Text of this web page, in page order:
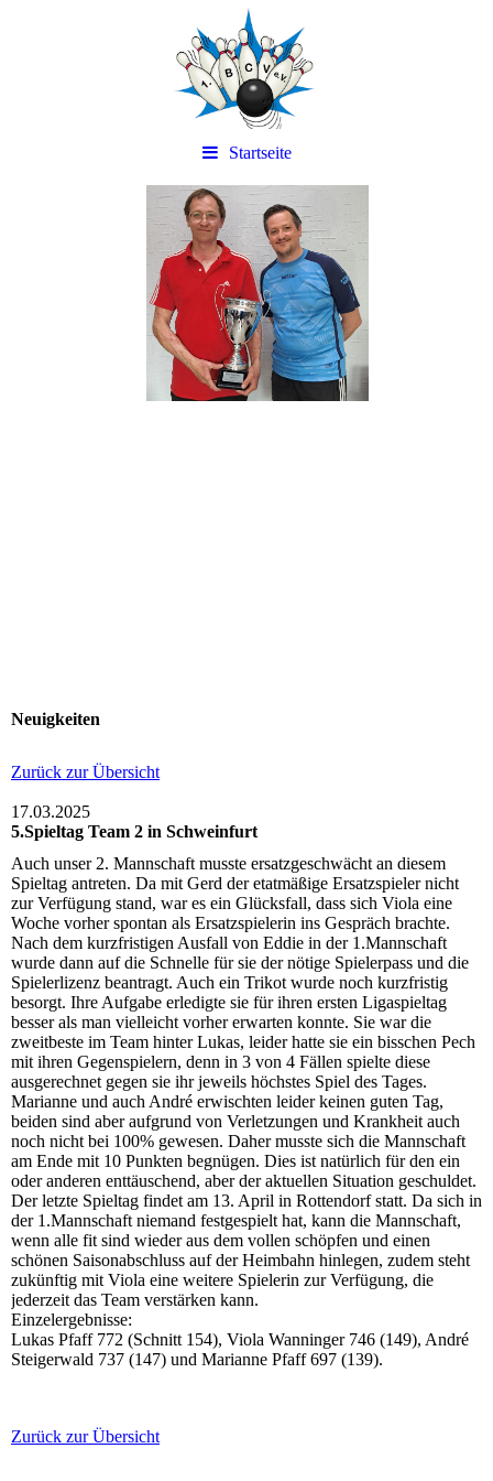
Startseite
Neuigkeiten
Zurück zur Übersicht
17.03.2025
5.Spieltag Team 2 in Schweinfurt
Auch unser 2. Mannschaft musste ersatzgeschwächt an diesem
Spieltag antreten. Da mit Gerd der etatmäßige Ersatzspieler nicht
zur Verfügung stand, war es ein Glücksfall, dass sich Viola eine
Woche vorher spontan als Ersatzspielerin ins Gespräch brachte.
Nach dem kurzfristigen Ausfall von Eddie in der 1.Mannschaft
wurde dann auf die Schnelle für sie der nötige Spielerpass und die
Spielerlizenz beantragt. Auch ein Trikot wurde noch kurzfristig
besorgt. Ihre Aufgabe erledigte sie für ihren ersten Ligaspieltag
besser als man vielleicht vorher erwarten konnte. Sie war die
zweitbeste im Team hinter Lukas, leider hatte sie ein bisschen Pech
mit ihren Gegenspielern, denn in 3 von 4 Fällen spielte diese
ausgerechnet gegen sie ihr jeweils höchstes Spiel des Tages.
Marianne und auch André erwischten leider keinen guten Tag,
beiden sind aber aufgrund von Verletzungen und Krankheit auch
noch nicht bei 100% gewesen. Daher musste sich die Mannschaft
am Ende mit 10 Punkten begnügen. Dies ist natürlich für den ein
oder anderen enttäuschend, aber der aktuellen Situation geschuldet.
Der letzte Spieltag findet am 13. April in Rottendorf statt. Da sich in
der 1.Mannschaft niemand festgespielt hat, kann die Mannschaft,
wenn alle fit sind wieder aus dem vollen schöpfen und einen
schönen Saisonabschluss auf der Heimbahn hinlegen, zudem steht
zukünftig mit Viola eine weitere Spielerin zur Verfügung, die
jederzeit das Team verstärken kann.
Einzelergebnisse:
Lukas Pfaff 772 (Schnitt 154), Viola Wanninger 746 (149), André
Steigerwald 737 (147) und Marianne Pfaff 697 (139).
Zurück zur Übersicht